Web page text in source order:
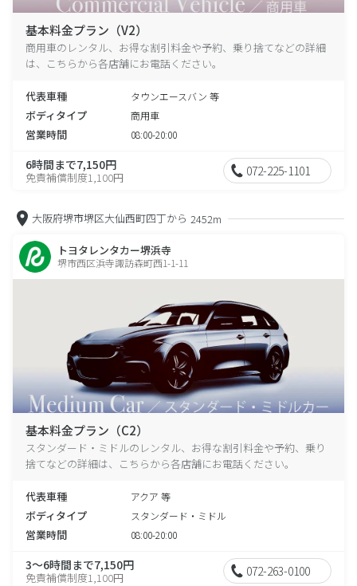
基本料金プラン（V2）
商用車のレンタル、お得な割引料金や予約、乗り捨てなどの詳細
は、こちらから各店舗にお電話ください。
代表車種 タウンエースバン 等
ボディタイプ 商用車
営業時間 08:00-20:00
6時間まで7,150円
免責補償制度1,100円 072-225-1101
大阪府堺市堺区大仙西町四丁から 2452m
トヨタレンタカー堺浜寺
堺市西区浜寺諏訪森町西1-1-11
基本料金プラン（C2）
スタンダード・ミドルのレンタル、お得な割引料金や予約、乗り
捨てなどの詳細は、こちらから各店舗にお電話ください。
代表車種 アクア 等
ボディタイプ スタンダード・ミドル
営業時間 08:00-20:00
3～6時間まで7,150円
免責補償制度1,100円 072-263-0100